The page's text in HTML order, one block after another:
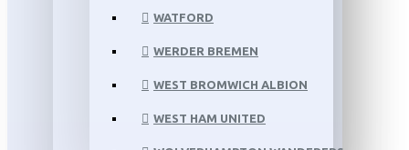
WATFORD
WERDER BREMEN
WEST BROMWICH ALBION
WEST HAM UNITED